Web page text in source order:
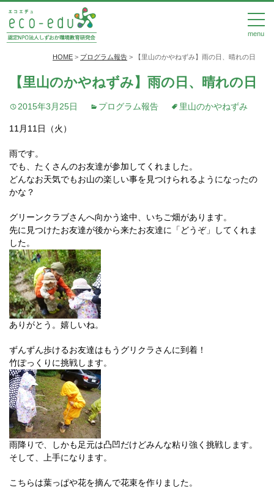
menu
HOME > プログラム報告 > 【里山のかやねずみ】雨の日、晴れの日
【里山のかやねずみ】雨の日、晴れの日
2015年3月25日 プログラム報告 里山のかやねずみ
11月11日（火）
雨です。
でも、たくさんのお友達が参加してくれました。
どんなお天気でもお山の楽しい事を見つけられるようになったの
かな？
グリーンクラブさんへ向かう途中、いちご畑があります。
先に見つけたお友達が後から来たお友達に「どうぞ」してくれま
した。
ありがとう。嬉しいね。
ずんずん歩けるお友達はもうグリクラさんに到着！
竹ぽっくりに挑戦します。
雨降りで、しかも足元は凸凹だけどみんな粘り強く挑戦します。
そして、上手になります。
こちらは葉っぱや花を摘んで花束を作りました。